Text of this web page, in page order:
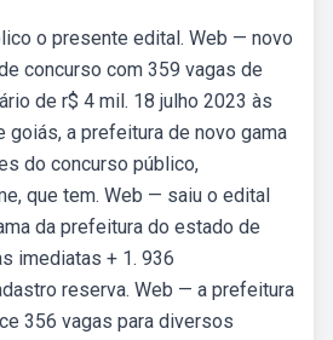
o presente edital. Web — novo
concurso com 359 vagas de
de r$ 4 mil. 18 julho 2023 às
goiás, a prefeitura de novo gama
do concurso público,
que tem. Web — saiu o edital
da prefeitura do estado de
imediatas + 1. 936
reserva. Web — a prefeitura
356 vagas para diversos